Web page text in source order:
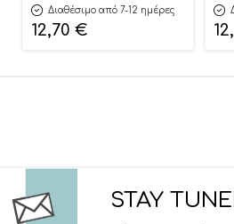
5205698744846
Διαθέσιμο από 7-12 ημέρες
12,70 €
STAY